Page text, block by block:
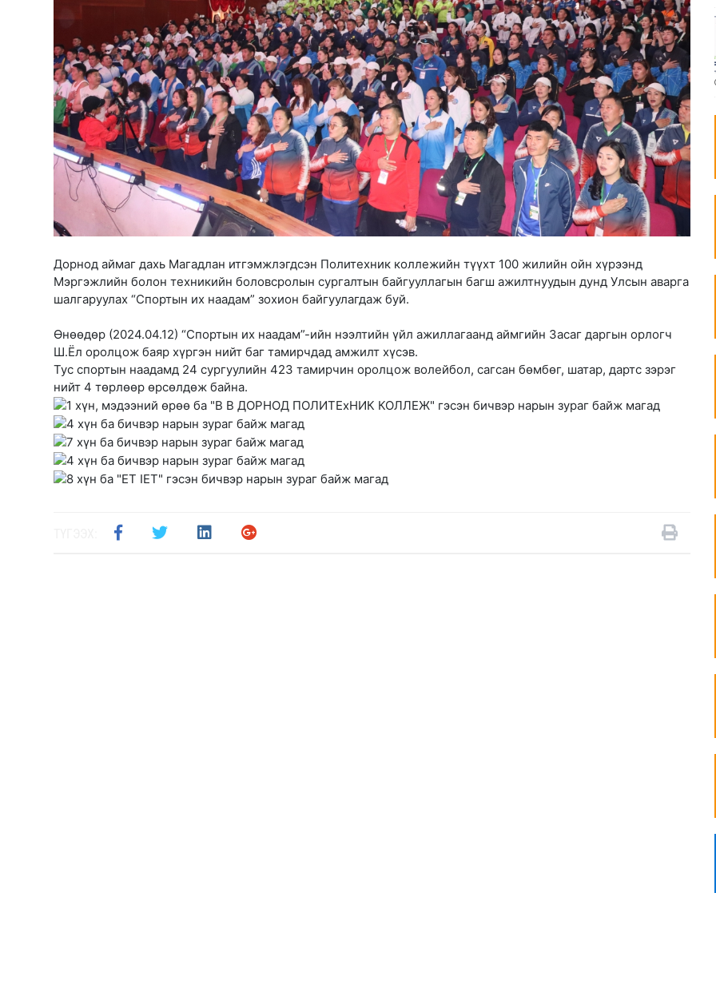
Дорнод аймаг дахь Магадлан итгэмжлэгдсэн Политехник коллежийн түүхт 100 жилийн ойн хүрээнд
Мэргэжлийн болон техникийн боловсролын сургалтын байгууллагын багш ажилтнуудын дунд Улсын аварга
шалгаруулах “Спортын их наадам” зохион байгуулагдаж буй.
Өнөөдөр (2024.04.12) “Спортын их наадам”-ийн нээлтийн үйл ажиллагаанд аймгийн Засаг даргын орлогч
Ш.Ёл оролцож баяр хүргэн нийт баг тамирчдад амжилт хүсэв.
Тус спортын наадамд 24 сургуулийн 423 тамирчин оролцож волейбол, сагсан бөмбөг, шатар, дартс зэрэг
нийт 4 төрлөөр өрсөлдөж байна.